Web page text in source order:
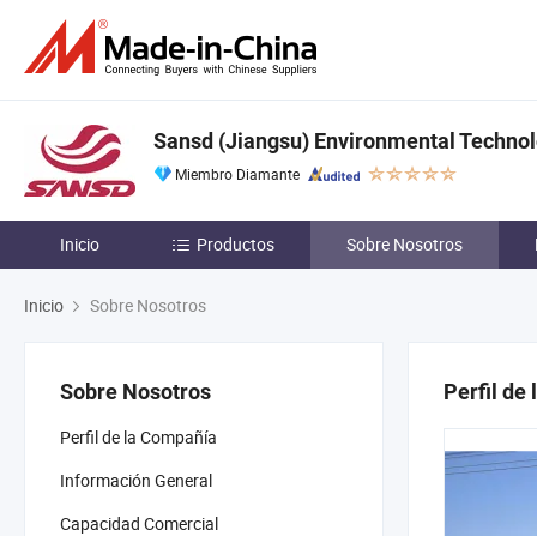
Sansd (Jiangsu) Environmental
Miembro Diamante
Inicio Productos Sobre Nosotros
Inicio Sobre Nosotros
Sobre Nosotros
Perfil de la Compañía
Información General
Capacidad Comercial
Perfil de